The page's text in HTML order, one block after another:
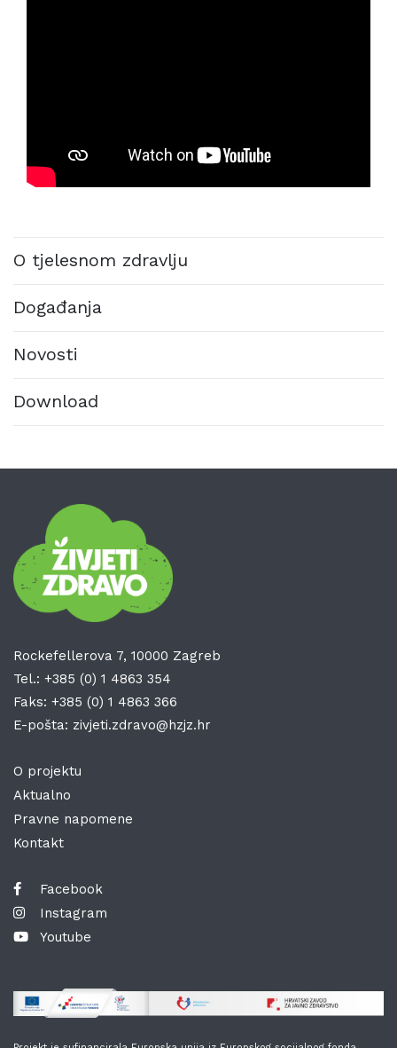
O tjelesnom zdravlju
Događanja
Novosti
Download
Rockefellerova 7, 10000 Zagreb
Tel.: +385 (0) 1 4863 354
Faks: +385 (0) 1 4863 366
E-pošta: zivjeti.zdravo@hzjz.hr
O projektu
Aktualno
Pravne napomene
Kontakt
Facebook
Instagram
Youtube